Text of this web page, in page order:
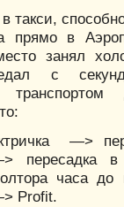
такси,
прямо в
занял
с
—>
пересадка в
часа до
Profit.